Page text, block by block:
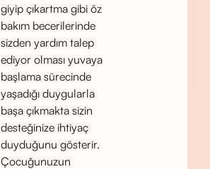
giyip çıkartma gibi öz
bakım becerilerinde
sizden yardım talep
ediyor olması yuvaya
başlama sürecinde
yaşadığı duygularla
başa çıkmakta sizin
desteğinize ihtiyaç
duyduğunu gösterir.
Çocuğunuzun